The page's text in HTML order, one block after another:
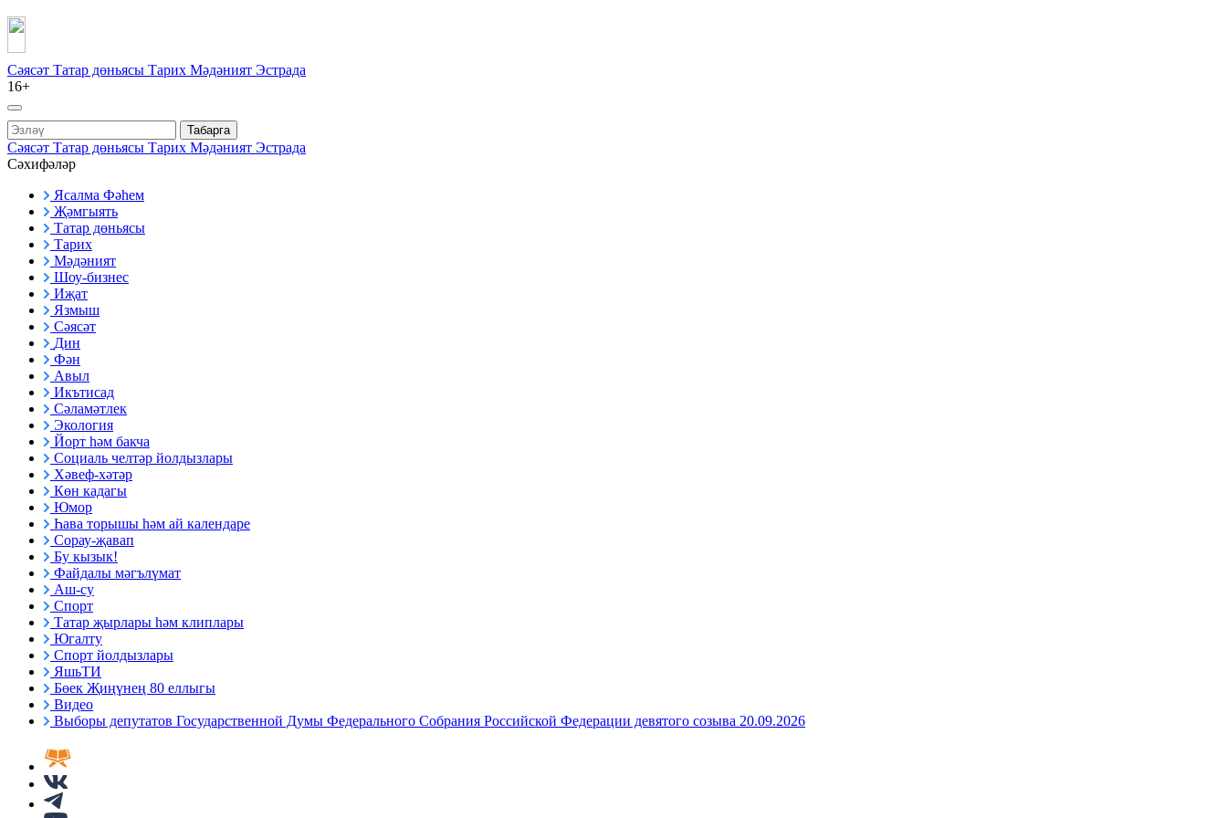
Сәясәт Татар дөньясы Тарих Мәдәният Эстрада
16+
Табарга
Сәясәт Татар дөньясы Тарих Мәдәният Эстрада
Сәхифәләр
Ясалма Фәһем
Җәмгыять
Татар дөньясы
Тарих
Мәдәният
Шоу-бизнес
Иҗат
Язмыш
Сәясәт
Дин
Фән
Авыл
Икътисад
Сәламәтлек
Экология
Йорт һәм бакча
Социаль челтәр йолдызлары
Хәвеф-хәтәр
Көн кадагы
Юмор
Һава торышы һәм ай календаре
Сорау-җавап
Бу кызык!
Файдалы мәгълүмат
Аш-су
Спорт
Татар җырлары һәм клиплары
Югалту
Спорт йолдызлары
ЯшьТИ
Бөек Җиңүнең 80 еллыгы
Видео
Выборы депутатов Государственной Думы Федерального Собрания Российской Федерации девятого созыва 20.09.2026